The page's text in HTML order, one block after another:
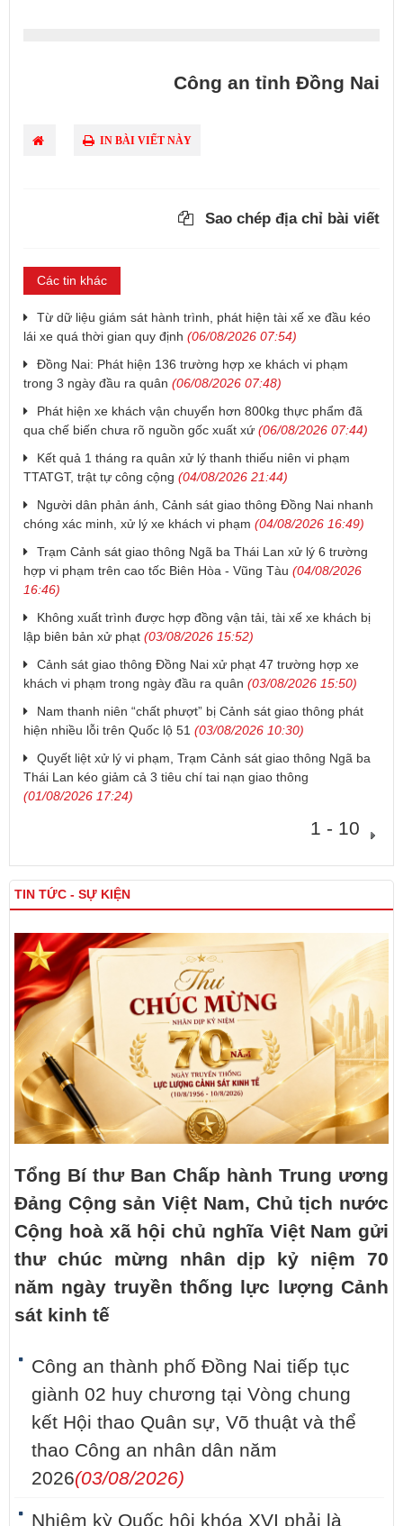
Công an tỉnh Đồng Nai
IN BÀI VIẾT NÀY
Sao chép địa chỉ bài viết
Các tin khác
Từ dữ liệu giám sát hành trình, phát hiện tài xế xe đầu kéo
lái xe quá thời gian quy định (06/08/2026 07:54)
Đồng Nai: Phát hiện 136 trường hợp xe khách vi phạm
trong 3 ngày đầu ra quân (06/08/2026 07:48)
Phát hiện xe khách vận chuyển hơn 800kg thực phẩm đã
qua chế biến chưa rõ nguồn gốc xuất xứ (06/08/2026 07:44)
Kết quả 1 tháng ra quân xử lý thanh thiếu niên vi phạm
TTATGT, trật tự công cộng (04/08/2026 21:44)
Người dân phản ánh, Cảnh sát giao thông Đồng Nai nhanh
chóng xác minh, xử lý xe khách vi phạm (04/08/2026 16:49)
Trạm Cảnh sát giao thông Ngã ba Thái Lan xử lý 6 trường
hợp vi phạm trên cao tốc Biên Hòa - Vũng Tàu (04/08/2026
16:46)
Không xuất trình được hợp đồng vận tải, tài xế xe khách bị
lập biên bản xử phạt (03/08/2026 15:52)
Cảnh sát giao thông Đồng Nai xử phạt 47 trường hợp xe
khách vi phạm trong ngày đầu ra quân (03/08/2026 15:50)
Nam thanh niên “chất phượt” bị Cảnh sát giao thông phát
hiện nhiều lỗi trên Quốc lộ 51 (03/08/2026 10:30)
Quyết liệt xử lý vi phạm, Trạm Cảnh sát giao thông Ngã ba
Thái Lan kéo giảm cả 3 tiêu chí tai nạn giao thông
(01/08/2026 17:24)
1 - 10
TIN TỨC - SỰ KIỆN
Tổng Bí thư Ban Chấp hành Trung ương
Đảng Cộng sản Việt Nam, Chủ tịch nước
Cộng hoà xã hội chủ nghĩa Việt Nam gửi
thư chúc mừng nhân dịp kỷ niệm 70
năm ngày truyền thống lực lượng Cảnh
sát kinh tế
Công an thành phố Đồng Nai tiếp tục
giành 02 huy chương tại Vòng chung
kết Hội thao Quân sự, Võ thuật và thể
thao Công an nhân dân năm
2026(03/08/2026)
Nhiệm kỳ Quốc hội khóa XVI phải là